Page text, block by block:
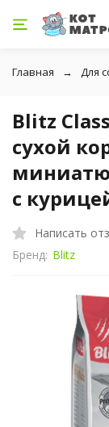
Главная Для
Blitz
сухой
с
Написать
Бренд: Blitz